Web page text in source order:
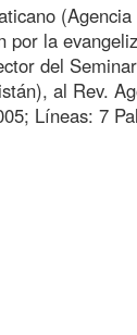
por la
del
al Rev.
Líneas: 7